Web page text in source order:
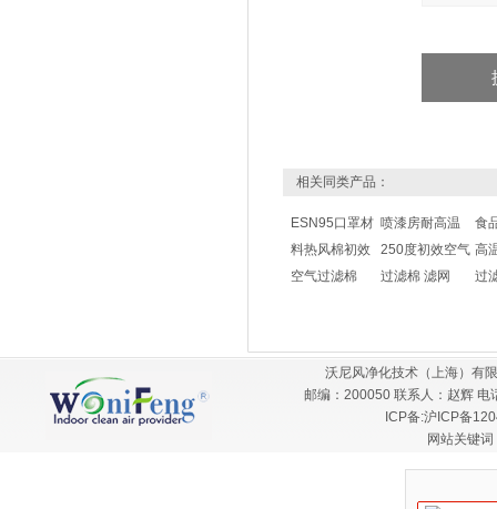
相关同类产品：
ESN95口罩材
料热风棉初效
空气过滤棉
喷漆房耐高温
250度初效空气
过滤棉 滤网
食
高
过
沃尼风净化技术（上海）有
邮编：200050 联系人：赵辉
ICP备:沪ICP备
网站关键